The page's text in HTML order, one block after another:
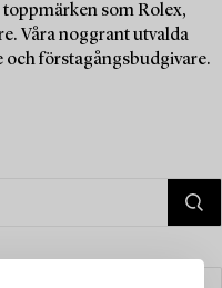
som Rolex,
Våra noggrant utvalda
förstagångsbudgivare.